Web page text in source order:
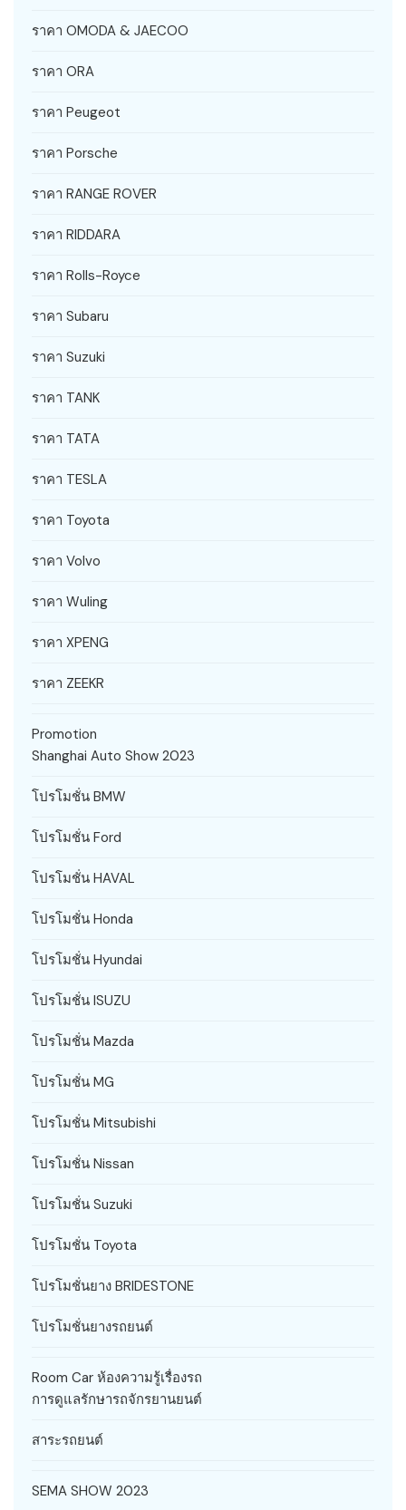
ราคา OMODA & JAECOO
ราคา ORA
ราคา Peugeot
ราคา Porsche
ราคา RANGE ROVER
ราคา RIDDARA
ราคา Rolls-Royce
ราคา Subaru
ราคา Suzuki
ราคา TANK
ราคา TATA
ราคา TESLA
ราคา Toyota
ราคา Volvo
ราคา Wuling
ราคา XPENG
ราคา ZEEKR
Promotion
Shanghai Auto Show 2023
โปรโมชั่น BMW
โปรโมชั่น Ford
โปรโมชั่น HAVAL
โปรโมชั่น Honda
โปรโมชั่น Hyundai
โปรโมชั่น ISUZU
โปรโมชั่น Mazda
โปรโมชั่น MG
โปรโมชั่น Mitsubishi
โปรโมชั่น Nissan
โปรโมชั่น Suzuki
โปรโมชั่น Toyota
โปรโมชั่นยาง BRIDESTONE
โปรโมชั่นยางรถยนต์
Room Car ห้องความรู้เรื่องรถ
การดูแลรักษารถจักรยานยนต์
สาระรถยนต์
SEMA SHOW 2023